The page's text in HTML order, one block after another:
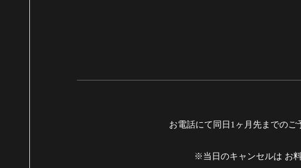
お電話にて同日1ヶ月先までのご
※当日のキャンセルは お